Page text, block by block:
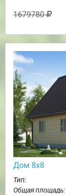
1679780
Дом 8х8
Тип:
Общая площадь: